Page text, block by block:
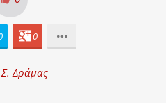
0
Δράμας